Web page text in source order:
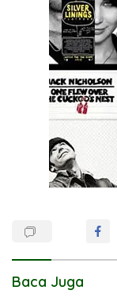
Baca Juga